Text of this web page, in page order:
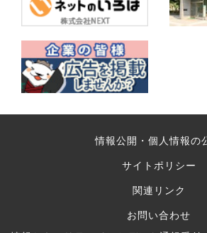
情報公開・個人情報の
サイトポリシー
関連リンク
お問い合わせ